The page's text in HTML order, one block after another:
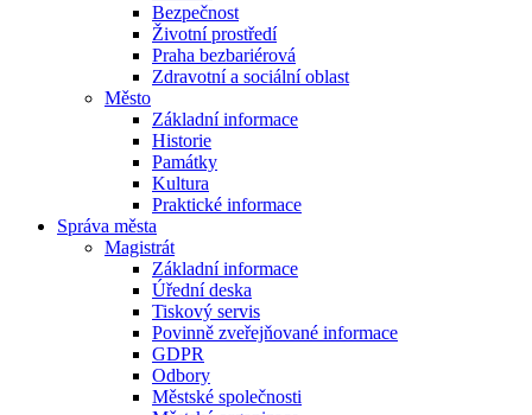
Bezpečnost
Životní prostředí
Praha bezbariérová
Zdravotní a sociální oblast
Město
Základní informace
Historie
Památky
Kultura
Praktické informace
Správa města
Magistrát
Základní informace
Úřední deska
Tiskový servis
Povinně zveřejňované informace
GDPR
Odbory
Městské společnosti